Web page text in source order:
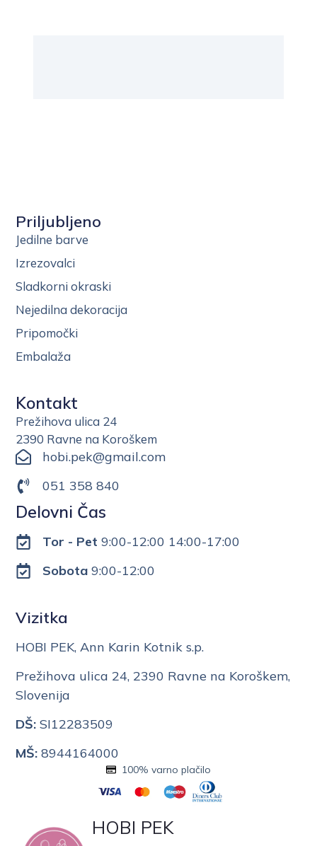
Priljubljeno
Jedilne barve
Izrezovalci
Sladkorni okraski
Nejedilna dekoracija
Pripomočki
Embalaža
Kontakt
Prežihova ulica 24
2390 Ravne na Koroškem
hobi.pek@gmail.com
051 358 840
Delovni Čas
Tor - Pet 9:00-12:00 14:00-17:00
Sobota9:00-12:00
Vizitka
HOBI PEK, Ann Karin Kotnik s.p.
Prežihova ulica 24, 2390 Ravne na Koroškem,
Slovenija
DŠ: SI12283509
MŠ: 8944164000
HOBI PEK
100% varno plačilo